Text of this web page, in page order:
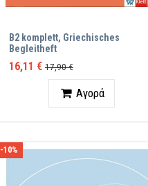
B2 komplett, Griechisches
Begleitheft
16,11 € 17,90 €
ΠοσότηταΑγορά
-10%